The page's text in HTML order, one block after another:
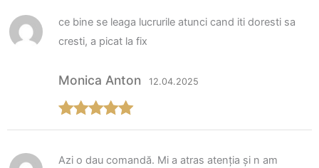
Evaluat la5
Monica Anton 12.04.2025
ce bine se leaga lucrurile atunci cand iti doresti sa
cresti, a picat la fix
Azi o dau comandă. Mi a atras atenția și n am